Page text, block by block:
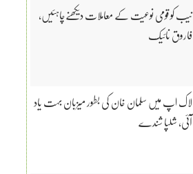
نیب کو قومی نوعیت کے معاملات دیکھنےچاہئیں،
فاروق نائیک
لاک اپ میں سلمان خان کی بطور میزبان بہت یاد
آئی، شلپا شندے